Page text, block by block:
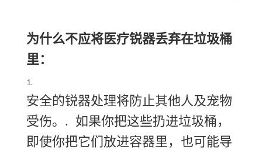
为什么不应将医疗锐器丢弃在垃圾桶
里：
安全的锐器处理将防止其他人及宠物
受伤。. 如果你把这些扔进垃圾桶，
即使你把它们放进容器里，也可能导